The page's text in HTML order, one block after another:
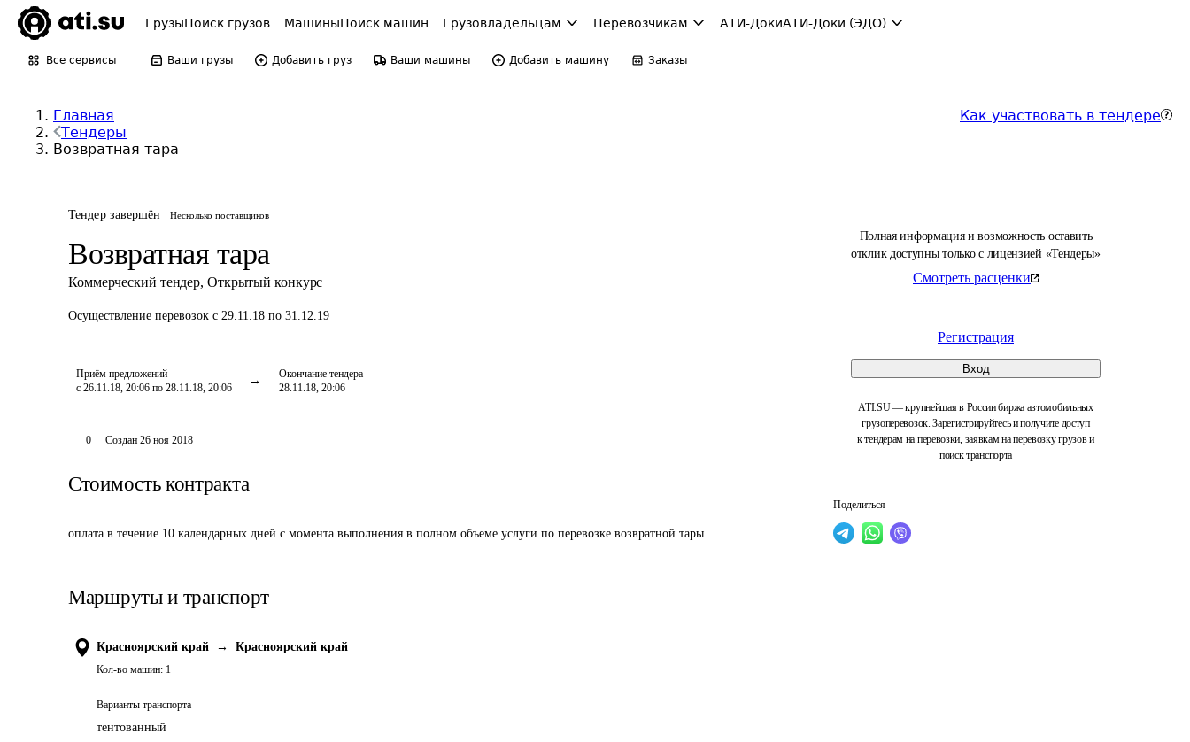
ГрузыПоиск грузов МашиныПоиск машин Грузовладельцам Перевозчикам АТИ-ДокиАТИ-Доки (ЭДО)
Все сервисы Ваши грузы Добавить груз Ваши машины Добавить машину Заказы
Главная
Тендеры
Возвратная тара
Как участвовать в тендере
Тендер завершён Несколько поставщиков
Возвратная тара
Коммерческий тендер, Открытый конкурс
Осуществление перевозок с 29.11.18 по 31.12.19
Приём предложений
с 26.11.18, 20:06 по 28.11.18, 20:06
Окончание тендера
28.11.18, 20:06
Полная информация и возможность оставить
отклик доступны только с лицензией «Тендеры»
Смотреть расценки
Регистрация
Вход
ATI.SU — крупнейшая в России биржа автомобильных
грузоперевозок. Зарегистрируйтесь и получите доступ
к тендерам на перевозки, заявкам на перевозку грузов и
поиск транспорта
Поделиться
0 Создан 26 ноя 2018
Стоимость контракта
оплата в течение 10 календарных дней с момента выполнения в полном объеме услуги по перевозке возвратной тары
Маршруты и транспорт
Красноярский край → Красноярский край
Кол-во машин: 1
Варианты транспорта
тентованный